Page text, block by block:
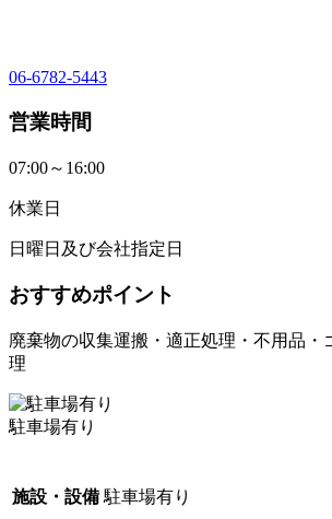
06-6782-5443
営業時間
07:00～16:00
休業日
日曜日及び会社指定日
おすすめポイント
廃棄物の収集運搬・適正処理・不用品・
理
駐車場有り
施設・設備 駐車場有り